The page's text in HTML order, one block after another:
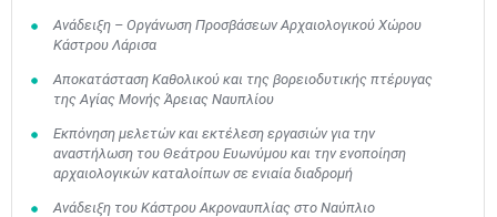
Ανάδειξη – Οργάνωση Προσβάσεων Αρχαιολογικού Χώρου
Κάστρου Λάρισα
Αποκατάσταση Καθολικού και της βορειοδυτικής πτέρυγας
της Αγίας Μονής Άρειας Ναυπλίου
Εκπόνηση μελετών και εκτέλεση εργασιών για την
αναστήλωση του Θεάτρου Ευωνύμου και την ενοποίηση
αρχαιολογικών καταλοίπων σε ενιαία διαδρομή
Ανάδειξη του Κάστρου Ακροναυπλίας στο Ναύπλιο